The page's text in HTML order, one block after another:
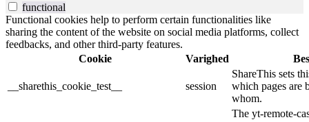
functional
Functional cookies help to perform certain functionalities like
sharing the content of the website on social media platforms, collect
feedbacks, and other third-party features.
Cookie
Varighed
__sharethis_cookie_test__ session
ShareThis sets
which pages are
whom.
The yt-remote-